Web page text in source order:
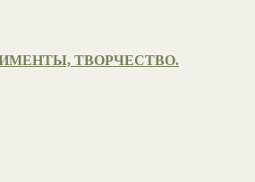
ТВОРЧЕСТВО.